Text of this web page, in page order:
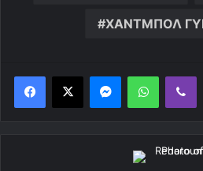
ΧΑΝΤΜΠΟΛ
MessengerWhatsApp